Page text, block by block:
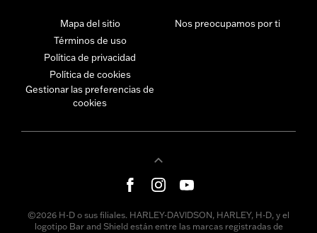
Mapa del sitio
Términos de uso
Política de privacidad
Política de cookies
Gestionar las preferencias de
cookies
Nos preocupamos por ti
©2026 H-D o sus filiales. HARLEY-DAVIDSON, HARLEY, H-D, y el
logotipo Bar and Shield están entre las marcas registradas de